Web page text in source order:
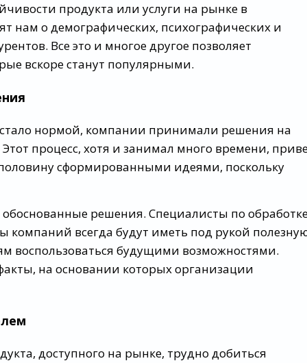
продукта или услуги на рынке в
нам о демографических, психографических и
Все это и многое другое позволяет
вскоре станут популярными.
стало нормой, компании принимали решения на
процесс, хотя и занимал много времени,
сформированными идеями, поскольку
решения. Специалисты по
всегда будут иметь под рукой
воспользоваться будущими возможностями.
на основании которых организации
доступного на рынке, трудно добиться